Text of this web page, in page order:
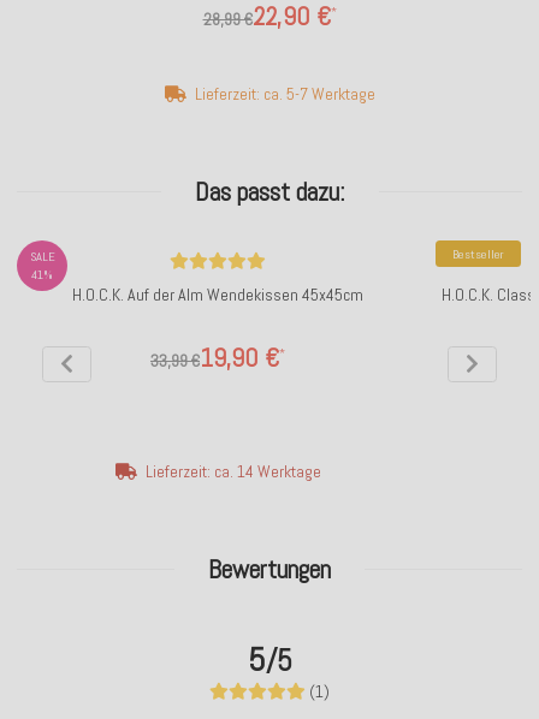
Bewertungen
5/5
(1)
22,90 €*
28,99 €
Lieferzeit: ca. 5-7 Werktage
Das passt dazu:
SALE
41%
H.O.C.K. Auf der Alm Wendekissen 45x45cm
19,90 €*
33,99 €
Lieferzeit: ca. 14 Werktage
Bestseller
H.O.C.K.